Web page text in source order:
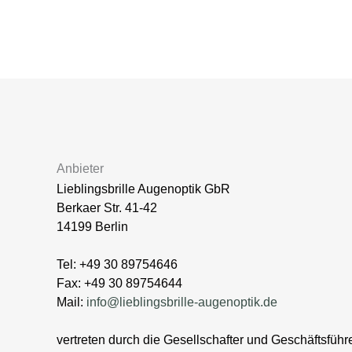
Anbieter
Lieblingsbrille Augenoptik GbR
Berkaer Str. 41-42
14199 Berlin
Tel: +49 30 89754646
Fax: +49 30 89754644
Mail: info@lieblingsbrille-augenoptik.de
vertreten durch die Gesellschafter und